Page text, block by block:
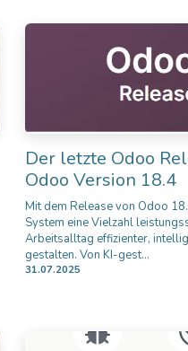
Der letzte Odoo
Odoo Version 18.4
Mit dem Release von Odoo
System eine Vielzahl
Arbeitsalltag effizienter,
gestalten. Von KI-gest...
31.07.2025